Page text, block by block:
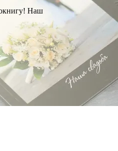
Наш